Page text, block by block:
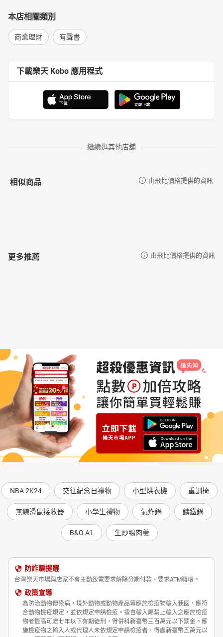
本店相關類別
商業理財 有聲書
下載樂天 Kobo 應用程式
繼續逛其他店舖
相似商品 由飛比價格提供的資訊
更多推薦 由飛比價格提供的資訊
NBA 2K24 交往紀念日禮物 小型烘衣機 重訓椅
無線滑鼠接收器 小學生禮物 氣炸鍋 鑄鐵鍋
B&O A1 生炒鴨肉羹
防詐騙提醒
台灣樂天市場與店家不會主動致電要求解除分期付款、要求ATM轉帳。
政策宣導
為防治動物傳染病，境外動物或動物產品等應施檢疫物輸入我國，應符
合動物檢疫規定，並依規定申請檢疫。擅自輸入屬禁止輸入之應施檢疫
物者最高可處七年以下有期徒刑，得併科新臺幣三百萬元以下罰金。應
施檢疫物之輸入人或代理人未依規定申請檢疫者，得處新臺幣五萬元以